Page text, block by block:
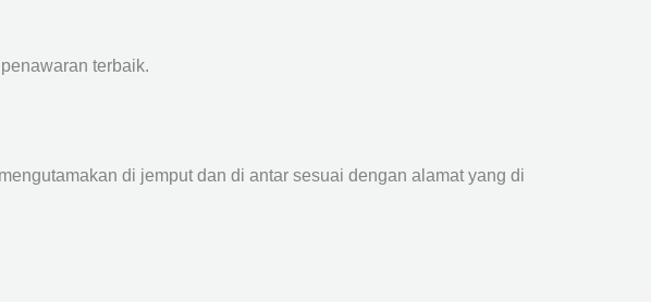
terbaik.
di jemput dan di antar sesuai dengan alamat yang di